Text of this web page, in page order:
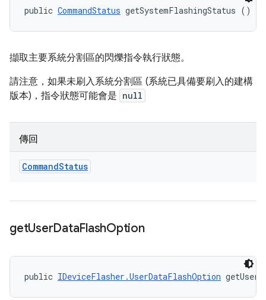
public CommandStatus getSystemFlashingStatus ()
擷取主要系統分割區的閃爍指令執行狀態。
請注意，如果未刷入系統分割區 (系統已具備要刷入的建構
版本)，指令狀態可能會是 null
傳回
CommandStatus
getUserDataFlashOption
public IDeviceFlasher.UserDataFlashOption